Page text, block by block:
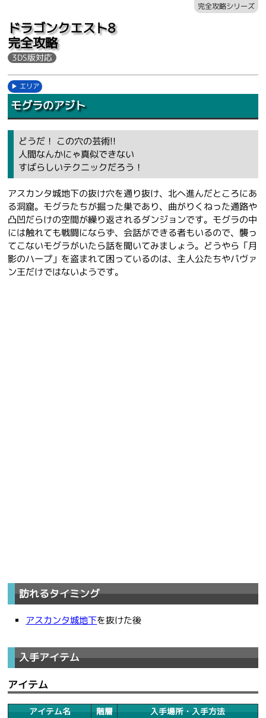
ドラゴンクエスト8
完全攻略
3DS版対応
完全攻略シリーズ
エリア
モグラのアジト
どうだ！ この穴の芸術!!
人間なんかにゃ真似できない
すばらしいテクニックだろう！
アスカンタ城地下の抜け穴を通り抜け、北へ進んだところにあ
る洞窟。モグラたちが掘った巣であり、曲がりくねった通路や
凸凹だらけの空間が繰り返されるダンジョンです。モグラの中
には触れても戦闘にならず、会話ができる者もいるので、襲っ
てこないモグラがいたら話を聞いてみましょう。どうやら「月
影のハープ」を盗まれて困っているのは、主人公たちやパヴァ
ン王だけではないようです。
訪れるタイミング
アスカンタ城地下を抜けた後
入手アイテム
アイテム
アイテム名 階層
入手場所・入手方法